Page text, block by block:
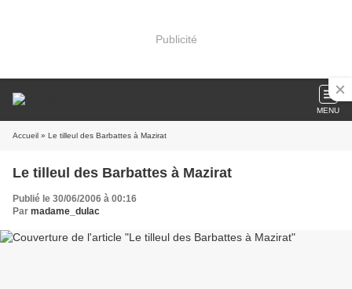
Publicité
MENU
Accueil » Le tilleul des Barbattes à Mazirat
Le tilleul des Barbattes à Mazirat
Publié le 30/06/2006 à 00:16
Par madame_dulac